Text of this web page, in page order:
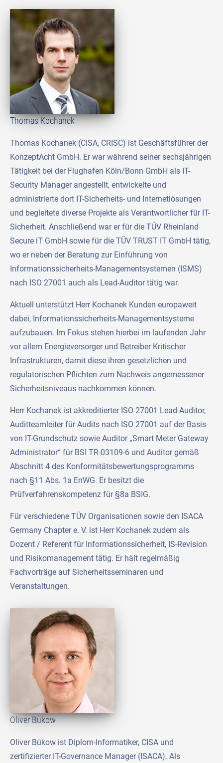
Thomas Kochanek
Thomas Kochanek (CISA, CRISC) ist Geschäftsführer der
KonzeptAcht GmbH. Er war während seiner sechsjährigen
Tätigkeit bei der Flughafen Köln/Bonn GmbH als IT-
Security Manager angestellt, entwickelte und
administrierte dort IT-Sicherheits- und Internetlösungen
und begleitete diverse Projekte als Verantwortlicher für IT-
Sicherheit. Anschließend war er für die TÜV Rheinland
Secure iT GmbH sowie für die TÜV TRUST IT GmbH tätig,
wo er neben der Beratung zur Einführung von
Informationssicherheits-Managementsystemen (ISMS)
nach ISO 27001 auch als Lead-Auditor tätig war.
Aktuell unterstützt Herr Kochanek Kunden europaweit
dabei, Informationssicherheits-Managementsysteme
aufzubauen. Im Fokus stehen hierbei im laufenden Jahr
vor allem Energieversorger und Betreiber Kritischer
Infrastrukturen, damit diese ihren gesetzlichen und
regulatorischen Pflichten zum Nachweis angemessener
Sicherheitsniveaus nachkommen können.
Herr Kochanek ist akkreditierter ISO 27001 Lead-Auditor,
Auditteamleiter für Audits nach ISO 27001 auf der Basis
von IT-Grundschutz sowie Auditor „Smart Meter Gateway
Administrator“ für BSI TR-03109-6 und Auditor gemäß
Abschnitt 4 des Konformitätsbewertungsprogramms
nach §11 Abs. 1a EnWG. Er besitzt die
Prüfverfahrenskompetenz für §8a BSIG.
Für verschiedene TÜV Organisationen sowie den ISACA
Germany Chapter e. V. ist Herr Kochanek zudem als
Dozent / Referent für Informationssicherheit, IS-Revision
und Risikomanagement tätig. Er hält regelmäßig
Fachvorträge auf Sicherheitsseminaren und
Veranstaltungen.
Oliver Bükow
Oliver Bükow ist Diplom-Informatiker, CISA und
zertifizierter IT-Governance Manager (ISACA). Als